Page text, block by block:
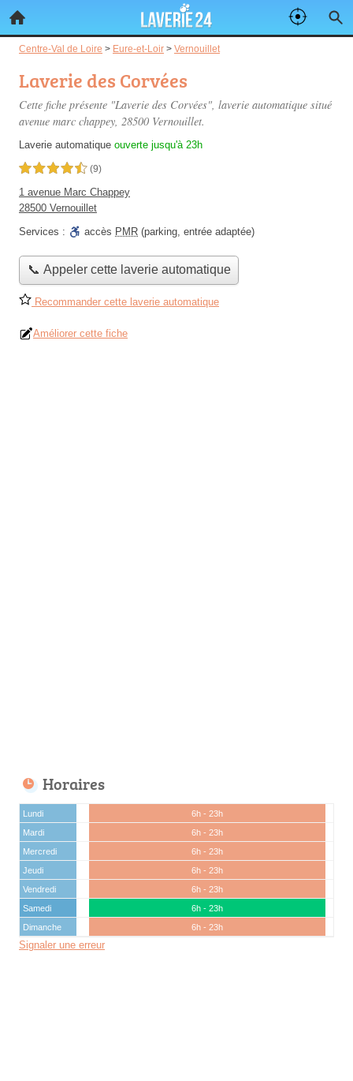
Centre-Val de Loire > Eure-et-Loir > Vernouillet
Laverie des Corvées
Cette fiche présente "Laverie des Corvées", laverie automatique situé
avenue marc chappey, 28500 Vernouillet.
Laverie automatique ouverte jusqu'à 23h
4,5 étoiles sur 5 (9)
1 avenue Marc Chappey
28500 Vernouillet
Services :
accès PMR (parking, entrée adaptée)
📞 Appeler cette laverie automatique
Recommander cette laverie automatique
Améliorer cette fiche
Horaires
Lundi
6h - 23h
Mardi
6h - 23h
Mercredi
6h - 23h
Jeudi
6h - 23h
Vendredi
6h - 23h
Samedi
6h - 23h
Dimanche
6h - 23h
Signaler une erreur